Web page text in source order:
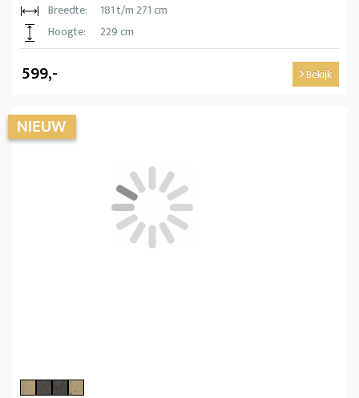
Breedte:
181 t/m 271 cm
Hoogte:
229 cm
599,- Bekijk